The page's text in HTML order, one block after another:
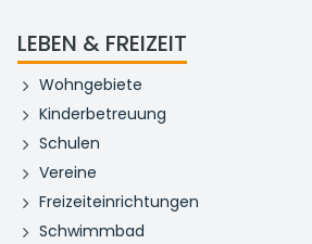
LEBEN & FREIZEIT
Wohngebiete
Kinderbetreuung
Schulen
Vereine
Freizeiteinrichtungen
Schwimmbad